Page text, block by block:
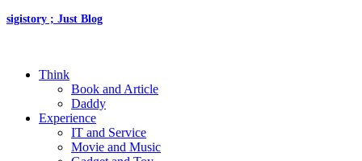
sigistory ; Just Blog
Think
Book and Article
Daddy
Experience
IT and Service
Movie and Music